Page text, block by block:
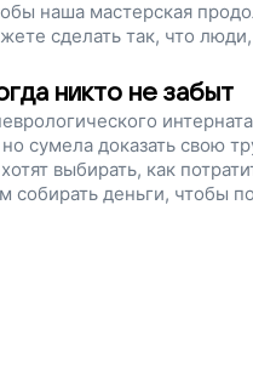
наша мастерская
сделать так, что люди,
искать себя и
никто не забыт
сумела доказать свою
выбирать, как
деньги, чтобы